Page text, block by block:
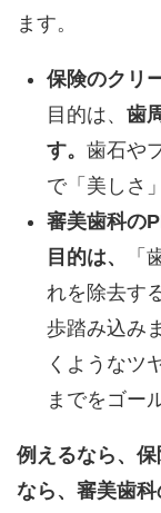
ます。
保険のクリ
目的は、 歯
す。 歯石や
で「美しさ
審美歯科の
目的は、
「
れを除去す
歩踏み込み
くようなツ
までをゴー
例えるなら、保
なら、審美歯